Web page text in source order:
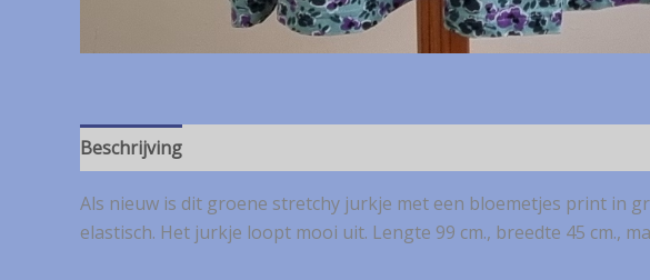
Beschrijving
Als nieuw is dit groene stretchy jurkje met een bloemetjes print in
elastisch. Het jurkje loopt mooi uit. Lengte 99 cm., breedte 45 cm.,